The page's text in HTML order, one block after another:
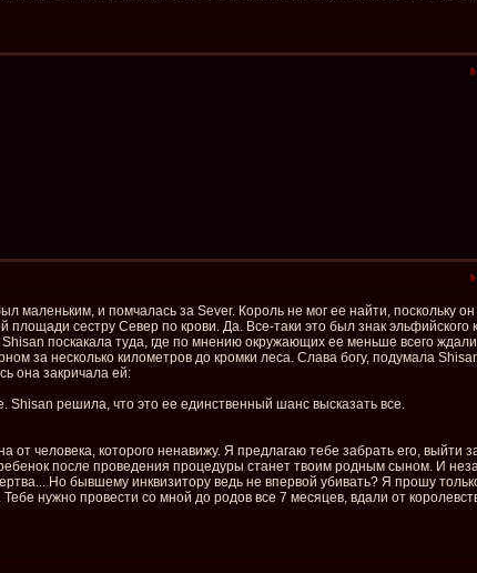
маленьким, и помчалась за Sever. Король не мог ее найти, поскольку
сестру Север по крови. Да. Все-таки это был знак эльфийского
поскакала туда, где по мнению окружающих ее меньше всего
за несколько километров до кромки леса. Слава богу, подумала
она закричала ей:
Shisan решила, что это ее единственный шанс высказать все.
человека, которого ненавижу. Я предлагаю тебе забрать его, выйти
после проведения процедуры станет твоим родным сыном. И
Но бывшему инквизитору ведь не впервой убивать? Я прошу
нужно провести со мной до родов все 7 месяцев, вдали от